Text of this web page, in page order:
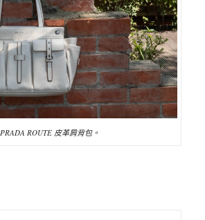
PRADA ROUTE 皮革肩背包。